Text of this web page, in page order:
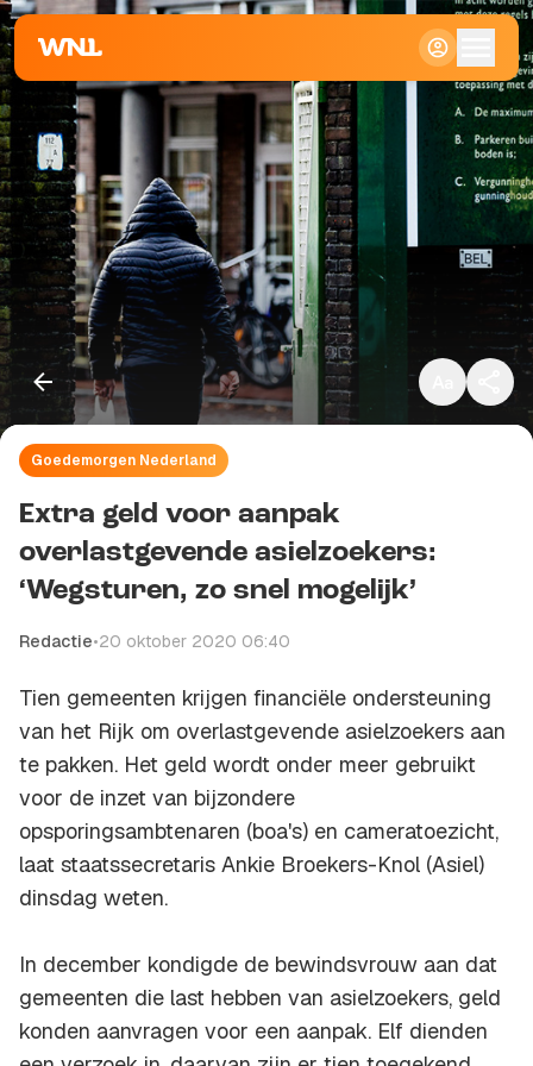
Klein
Goedemorgen Nederland
Extra geld voor aanpak
overlastgevende asielzoekers:
‘Wegsturen, zo snel mogelijk’
Redactie•20 oktober 2020 06:40
Tien gemeenten krijgen financiële ondersteuning
van het Rijk om overlastgevende asielzoekers aan
te pakken. Het geld wordt onder meer gebruikt
voor de inzet van bijzondere
opsporingsambtenaren (boa's) en cameratoezicht,
laat staatssecretaris Ankie Broekers-Knol (Asiel)
dinsdag weten.
In december kondigde de bewindsvrouw aan dat
gemeenten die last hebben van asielzoekers, geld
konden aanvragen voor een aanpak. Elf dienden